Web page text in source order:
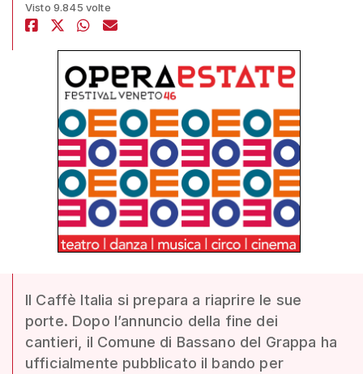
Visto 9.845 volte
Il Caffè Italia si prepara a riaprire le sue
porte. Dopo l’annuncio della fine dei
cantieri, il Comune di Bassano del Grappa ha
ufficialmente pubblicato il bando per